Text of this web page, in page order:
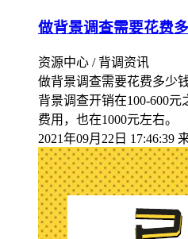
做背景调查需要花费
资源中心 / 背调资讯
做背景调查需要花费多少
背景调查开销在100-600
费用，也在1000元左右。
2021年09月22日 17:46:39